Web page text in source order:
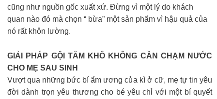
cũng như nguồn gốc xuất xứ. Đừng vì một lý do khách
quan nào đó mà chọn “ bừa” một sản phẩm vì hậu quả của
nó rất khôn lường.
GIẢI PHÁP GỘI TẮM KHÔ KHÔNG CẦN CHẠM NƯỚC
CHO MẸ SAU SINH
Vượt qua những bức bí ẩm ương của kì ở cữ, mẹ tự tin yêu
đời dành trọn yêu thương cho bé yêu chỉ với một bí quyết